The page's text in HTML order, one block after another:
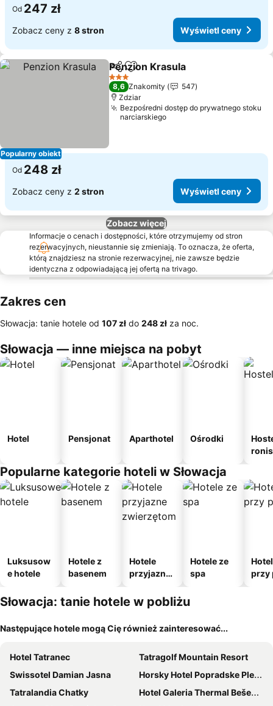
Od 247 zł
Zobacz ceny z 8 stron Wyświetl ceny
Popularny obiekt
Udostępnij
Dodaj do ulubionych
Penzion Krasula
3 Kategoria
8,6 Znakomity
547
Zdziar
Bezpośredni dostęp do prywatnego stoku
narciarskiego
Od 248 zł
Zobacz ceny z 2 stron Wyświetl ceny
Zobacz więcej
Informacje o cenach i dostępności, które otrzymujemy od stron
rezerwacyjnych, nieustannie się zmieniają. To oznacza, że oferta,
którą znajdziesz na stronie rezerwacyjnej, nie zawsze będzie
identyczna z odpowiadającą jej ofertą na trivago.
Zakres cen
Słowacja: tanie hotele od ‎107 zł do ‎248 zł za noc.
Słowacja — inne miejsca na pobyt
Hotel Pensjonat Aparthotel Ośrodki
Popularne kategorie hoteli w Słowacja
Luksusow
e hotele
Hotele z
basenem
Hotele
przyjazne
m
Hotele ze
spa
przy
Słowacja: tanie hotele w pobliżu
Następujące hotele mogą Cię również zainteresować...
Hotel Tatranec
Tatragolf Mountain Resort
Swissotel Damian Jasna
Horsky Hotel Popradske Pleso
Tatralandia Chatky
Hotel Galeria Thermal Bešeňová